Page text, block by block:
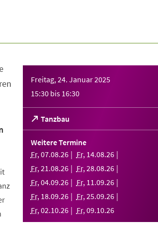
Freitag, 24. Januar 2025
15:30 bis 16:30
Tanzbau
(Öffnet
in
einem
Tab)
Weitere Termine
Fr,07.08.26 Fr, 14.08.26
Fr,21.08.26 Fr,28.08.26
Fr,04.09.26 Fr, 11.09.26
Fr, 18.09.26 Fr,25.09.26
Fr,02.10.26 Fr,09.10.26